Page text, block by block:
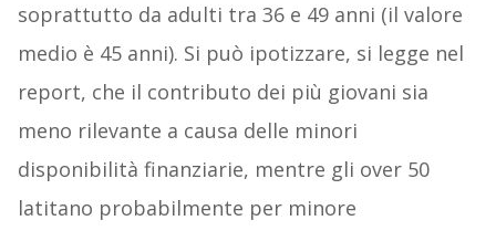
soprattutto da adulti tra 36 e 49 anni (il valore
medio è 45 anni). Si può ipotizzare, si legge nel
report, che il contributo dei più giovani sia
meno rilevante a causa delle minori
disponibilità finanziarie, mentre gli over 50
latitano probabilmente per minore